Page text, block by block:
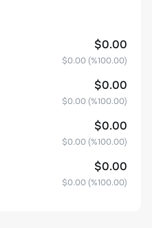
$0.00
$0.00 (%100.00)
$0.00
$0.00 (%100.00)
$0.00
$0.00 (%100.00)
$0.00
$0.00 (%100.00)